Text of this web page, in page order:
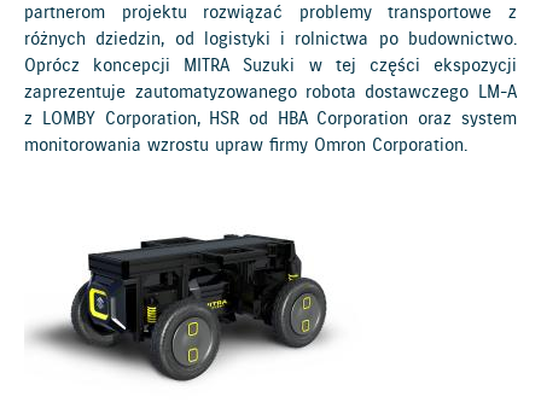
partnerom projektu rozwiązać problemy transportowe z
różnych dziedzin, od logistyki i rolnictwa po budownictwo.
Oprócz koncepcji MITRA Suzuki w tej części ekspozycji
zaprezentuje zautomatyzowanego robota dostawczego LM-A
z LOMBY Corporation, HSR od HBA Corporation oraz system
monitorowania wzrostu upraw firmy Omron Corporation.